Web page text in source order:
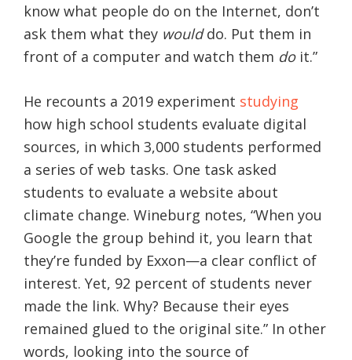
know what people do on the Internet, don’t
ask them what they woulddo. Put them in
front of a computer and watch them doit.”
He recounts a 2019 experiment studying
how high school students evaluate digital
sources, in which 3,000 students performed
a series of web tasks. One task asked
students to evaluate a website about
climate change. Wineburg notes, “When you
Google the group behind it, you learn that
they’re funded by Exxon—a clear conflict of
interest. Yet, 92 percent of students never
made the link. Why? Because their eyes
remained glued to the original site.” In other
words, looking into the source of